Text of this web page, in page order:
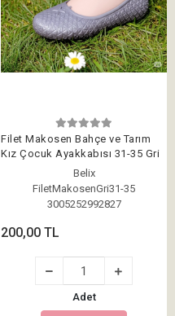
Filet Makosen Bahçe ve Tarım
Kız Çocuk Ayakkabısı 31-35 Gri
Belix
FiletMakosenGri31-35
3005252992827
200,00 TL
Adet